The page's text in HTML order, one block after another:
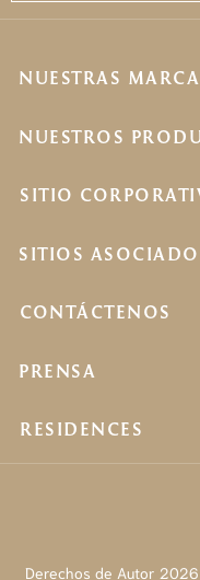
NUESTRAS
NUESTROS
SITIO
SITIOS
CONTÁCTENOS
PRENSA
RESIDENCES
Derechos de Autor 2026